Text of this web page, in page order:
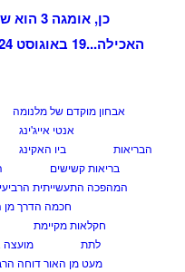
כן,
האכילה...
אבחון מוקדם של מלנומה
אנטי אייג'ינג
הבריאות
ביו האקינג
בריאות קשישים
המהפכה התעשייתית
חכמה הדרך מן
חקלאות מקיימת
לתת
מועצה
מעט מן האור דוחה